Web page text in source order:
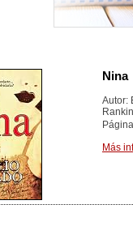
Nina
Autor:
Más